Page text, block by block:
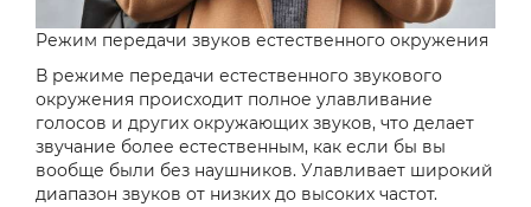
Режим передачи звуков естественного окружения
В режиме передачи естественного звукового
окружения происходит полное улавливание
голосов и других окружающих звуков, что делает
звучание более естественным, как если бы вы
вообще были без наушников. Улавливает широкий
диапазон звуков от низких до высоких частот.